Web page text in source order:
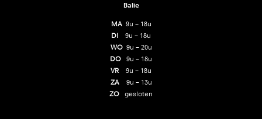
Balie
MA 9u – 18u
DI 9u – 18u
WO9u – 20u
DO 9u – 18u
VR 9u – 18u
ZA
9u – 13u
ZO gesloten